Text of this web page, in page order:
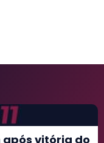
vitória do